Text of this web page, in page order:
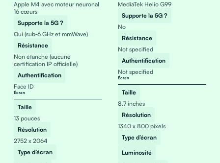
Apple M4 avec moteur neuronal
16 cœurs
Supporte la 5G ?
Oui (sub‑6 GHz et mmWave)
Résistance
Non étanche (aucune
certification IP officielle)
Authentification
Face ID
Écran
Taille
13 pouces
Résolution
2752 x 2064
Type d’écran
MediaTek Helio G99
Supporte la 5G ?
No
Résistance
Not specified
Authentification
Not specified
Écran
Taille
8.7 inches
Résolution
1340 x 800 pixels
Type d’écran
Luminosité